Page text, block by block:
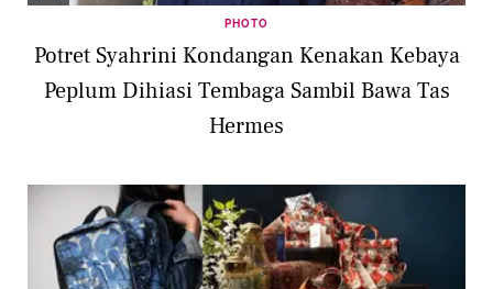
PHOTO
Potret Syahrini Kondangan Kenakan Kebaya
Peplum Dihiasi Tembaga Sambil Bawa Tas
Hermes